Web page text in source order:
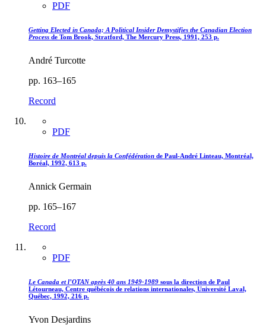
PDF
Getting Elected in Canada; A Political Insider Demystifies the Canadian Election
Process de Tom Brook, Stratford, The Mercury Press, 1991, 253 p.
André Turcotte
pp. 163–165
Record
PDF
Histoire de Montréal depuis la Confédération de Paul-André Linteau, Montréal,
Boréal, 1992, 613 p.
Annick Germain
pp. 165–167
Record
PDF
Le Canada et l’OTAN après 40 ans 1949-1989 sous la direction de Paul
Létourneau, Centre québécois de relations internationales, Université Laval,
Québec, 1992, 216 p.
Yvon Desjardins